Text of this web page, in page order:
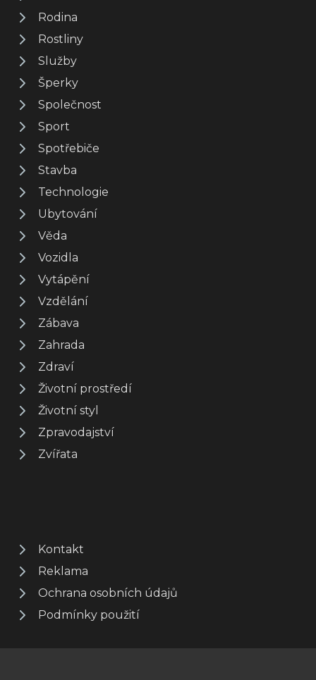
Rodina
Rostliny
Služby
Šperky
Společnost
Sport
Spotřebiče
Stavba
Technologie
Ubytování
Věda
Vozidla
Vytápění
Vzdělání
Zábava
Zahrada
Zdraví
Životní prostředí
Životní styl
Zpravodajství
Zvířata
Kontakt
Reklama
Ochrana osobních údajů
Podmínky použití